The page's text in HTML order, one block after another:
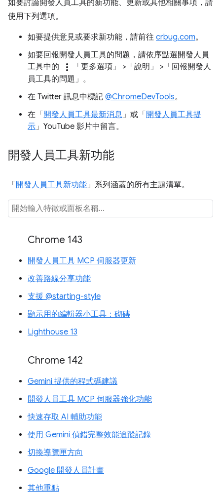
如要討論開發人員工具的新功能、更新或其他相關事項，請
使用下列選項。
如要提供意見或要求新功能，請前往 crbug.com。
如要回報開發人員工具的問題，請依序點選開發人員
工具中的
more_vert 「更多選項」 >「說明」
>「回報開發人
員工具的問題」 。
在 Twitter 訊息中標記 @ChromeDevTools。
在「開發人員工具最新消息 」或「開發人員工具提
示 」YouTube 影片中留言。
開發人員工具新功能
「開發人員工具新功能 」系列涵蓋的所有主題清單。
Chrome 143
開發人員工具 MCP 伺服器更新
改善路線分享功能
支援 @starting-style
顯示用的編輯器小工具：砌磚
Lighthouse 13
Chrome 142
Gemini 提供的程式碼建議
開發人員工具 MCP 伺服器強化功能
快速存取 AI 輔助功能
使用 Gemini 偵錯完整效能追蹤記錄
切換導覽匣方向
Google 開發人員計畫
其他重點